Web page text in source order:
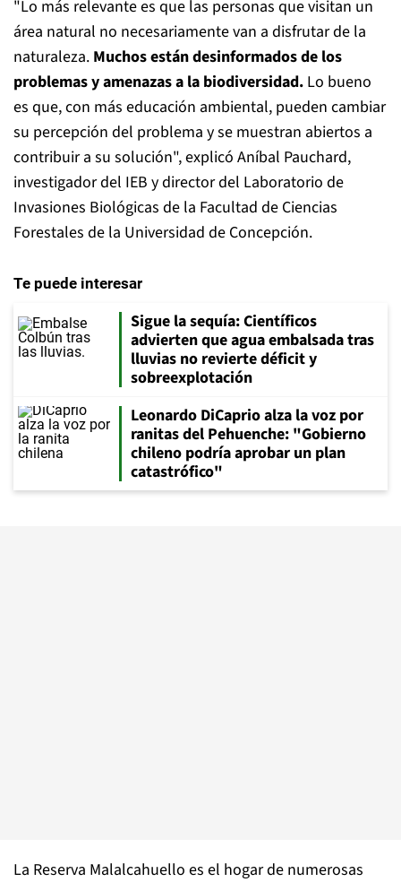
"Lo más relevante es que las personas que visitan un
área natural no necesariamente van a disfrutar de la
naturaleza. Muchos están desinformados de los
problemas y amenazas a la biodiversidad. Lo bueno
es que, con más educación ambiental, pueden cambiar
su percepción del problema y se muestran abiertos a
contribuir a su solución", explicó Aníbal Pauchard,
investigador del IEB y director del Laboratorio de
Invasiones Biológicas de la Facultad de Ciencias
Forestales de la Universidad de Concepción.
Te puede interesar
Sigue la sequía: Científicos
advierten que agua embalsada tras
lluvias no revierte déficit y
sobreexplotación
Leonardo DiCaprio alza la voz por
ranitas del Pehuenche: "Gobierno
chileno podría aprobar un plan
catastrófico"
La Reserva Malalcahuello es el hogar de numerosas